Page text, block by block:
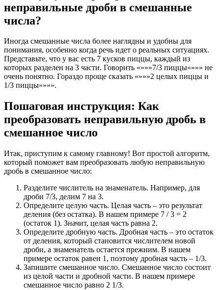
неправильные дроби в смешанные
числа?
Иногда смешанные числа более наглядны и удобны для
понимания, особенно когда речь идет о реальных ситуациях.
Представьте, что у вас есть 7 кусков пиццы, каждый из
которых разделен на 3 части. Говорить «»»»7/3 пиццы»»»» не
очень понятно. Гораздо проще сказать «»»»2 целых пиццы и
1/3 пиццы»»»».
Пошаговая инструкция: Как
преобразовать неправильную дробь в
смешанное число
Итак, приступим к самому главному! Вот простой алгоритм,
который поможет вам преобразовать любую неправильную
дробь в смешанное число:
Разделите числитель на знаменатель. Например, для
дроби 7/3, делим 7 на 3.
Определите целую часть. Целая часть – это результат
деления (без остатка). В нашем примере 7 / 3 = 2
(остаток 1). Значит, целая часть равна 2.
Определите дробную часть. Дробная часть – это остаток
от деления, который становится числителем новой
дроби, а знаменатель остается прежним. В нашем
примере остаток равен 1, поэтому дробная часть – 1/3.
Запишите смешанное число. Смешанное число состоит
из целой части и дробной части. В нашем примере
смешанное число равно 2 1/3.